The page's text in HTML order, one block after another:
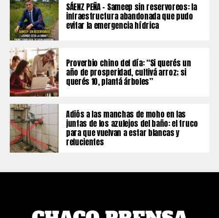
SÁENZ PEÑA – Sameep sin reservoreos: la
infraestructura abandonada que pudo
evitar la emergencia hídrica
Proverbio chino del día: “Si querés un
año de prosperidad, cultivá arroz; si
querés 10, plantá árboles”
Adiós a las manchas de moho en las
juntas de los azulejos del baño: el truco
para que vuelvan a estar blancas y
relucientes